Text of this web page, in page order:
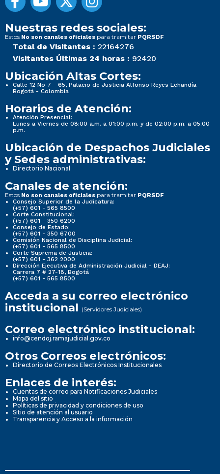
Nuestras redes sociales:
Estos No son canales oficiales para tramitar PQRSDF
Total de Visitantes : 22164276
Visitantes Últimas 24 horas : 92420
Ubicación Altas Cortes:
Calle 12 No 7 - 65, Palacio de Justicia Alfonso Reyes Echandía
Bogotá - Colombia
Horarios de Atención:
Atención Presencial:
Lunes a Viernes de 08:00 a.m. a 01:00 p.m. y de 02:00 p.m. a 05:00
p.m.
Ubicación de Despachos Judiciales
y Sedes administrativas:
Directorio Nacional
Canales de atención:
Estos No son canales oficiales para tramitar PQRSDF
Consejo Superior de la Judicatura:
(+57) 601 - 565 8500
Corte Constitucional:
(+57) 601 - 350 6200
Consejo de Estado:
(+57) 601 - 350 6700
Comisión Nacional de Disciplina Judicial:
(+57) 601 - 565 8500
Corte Suprema de Justicia:
(+57) 601 - 362 2000
Dirección Ejecutiva de Administración Judicial - DEAJ:
Carrera 7 # 27-18, Bogotá
(+57) 601 - 565 8500
Acceda a su correo electrónico
institucional (Servidores Judiciales)
Correo electrónico institucional:
info@cendoj.ramajudicial.gov.co
Otros Correos electrónicos:
Directorio de Correos Electrónicos Institucionales
Enlaces de interés:
Cuentas de correo para Notificaciones Judiciales
Mapa del sitio
Políticas de privacidad y condiciones de uso
Sitio de atención al usuario
Transparencia y Acceso a la información